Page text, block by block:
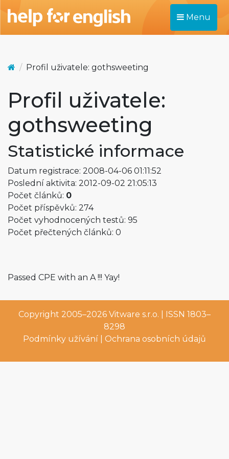
Menu
Profil uživatele: gothsweeting
Profil uživatele:
gothsweeting
Statistické informace
Datum registrace: 2008-04-06 01:11:52
Poslední aktivita: 2012-09-02 21:05:13
Počet článků: 0
Počet příspěvků: 274
Počet vyhodnocených testů: 95
Počet přečtených článků: 0
Passed CPE with an A !!! Yay!
Copyright 2005–2026 Vitware s.r.o. | ISSN 1803–
8298
Podmínky užívání
Ochrana osobních údajů